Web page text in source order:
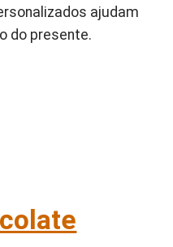
ajudam
do presente.